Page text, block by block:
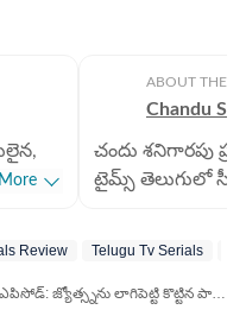
ABOUT THE
Chandu
చందు శనిగారపు
టైమ్స్ తెలుగులో
మీడియాలోనూ తనదైన
Review Telugu Tv Serials
లాగిపెట్టి కొట్టిన పారు.. నోరుజారి నిజం చెప్పిన జ్యో.. దీపతో కార్తీక్ డ్యూయెట్